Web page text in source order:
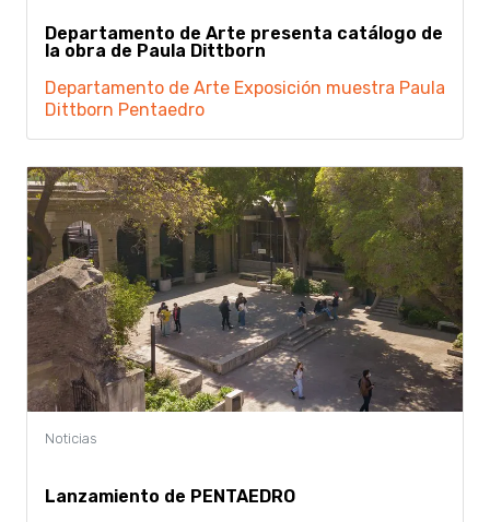
Departamento de Arte presenta catálogo de
la obra de Paula Dittborn
Departamento de Arte Exposición muestra Paula
Dittborn Pentaedro
Lanzamiento de PENTAEDRO